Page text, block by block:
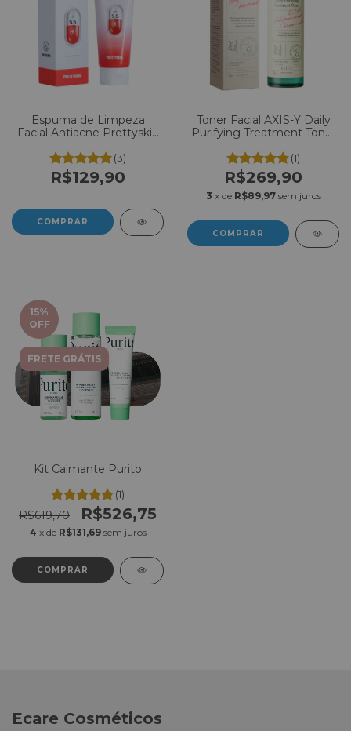
Espuma de Limpeza
Facial Antiacne Prettyskin
150ml
(3)
R$129,90
Toner Facial AXIS-Y Daily
Purifying Treatment Toner
(1)
R$269,90
3 x de R$89,97 sem juros
15%
OFF
FRETE GRÁTIS
Kit Calmante Purito
(1)
R$619,70 R$526,75
4 x de R$131,69 sem juros
COMPRAR
Ecare Cosméticos